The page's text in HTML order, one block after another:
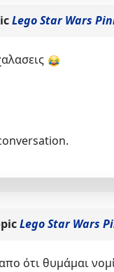
Lego Star Wars
Lego Star Wars
ότι θυμάμαι